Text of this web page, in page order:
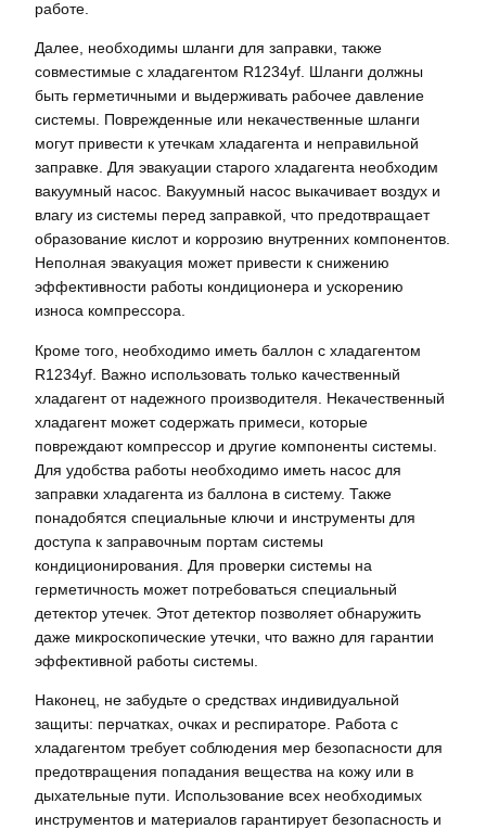
работе.
Далее, необходимы шланги для заправки, также
совместимые с хладагентом R1234yf. Шланги должны
быть герметичными и выдерживать рабочее давление
системы. Поврежденные или некачественные шланги
могут привести к утечкам хладагента и неправильной
заправке. Для эвакуации старого хладагента необходим
вакуумный насос. Вакуумный насос выкачивает воздух и
влагу из системы перед заправкой, что предотвращает
образование кислот и коррозию внутренних компонентов.
Неполная эвакуация может привести к снижению
эффективности работы кондиционера и ускорению
износа компрессора.
Кроме того, необходимо иметь баллон с хладагентом
R1234yf. Важно использовать только качественный
хладагент от надежного производителя. Некачественный
хладагент может содержать примеси, которые
повреждают компрессор и другие компоненты системы.
Для удобства работы необходимо иметь насос для
заправки хладагента из баллона в систему. Также
понадобятся специальные ключи и инструменты для
доступа к заправочным портам системы
кондиционирования. Для проверки системы на
герметичность может потребоваться специальный
детектор утечек. Этот детектор позволяет обнаружить
даже микроскопические утечки, что важно для гарантии
эффективной работы системы.
Наконец, не забудьте о средствах индивидуальной
защиты: перчатках, очках и респираторе. Работа с
хладагентом требует соблюдения мер безопасности для
предотвращения попадания вещества на кожу или в
дыхательные пути. Использование всех необходимых
инструментов и материалов гарантирует безопасность и